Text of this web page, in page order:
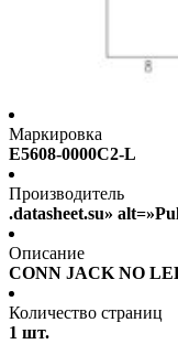
Маркировка
E5608-0000C2-L
Производитель
.datasheet.su»
Описание
CONN JACK NO
Количество страниц
1 шт.